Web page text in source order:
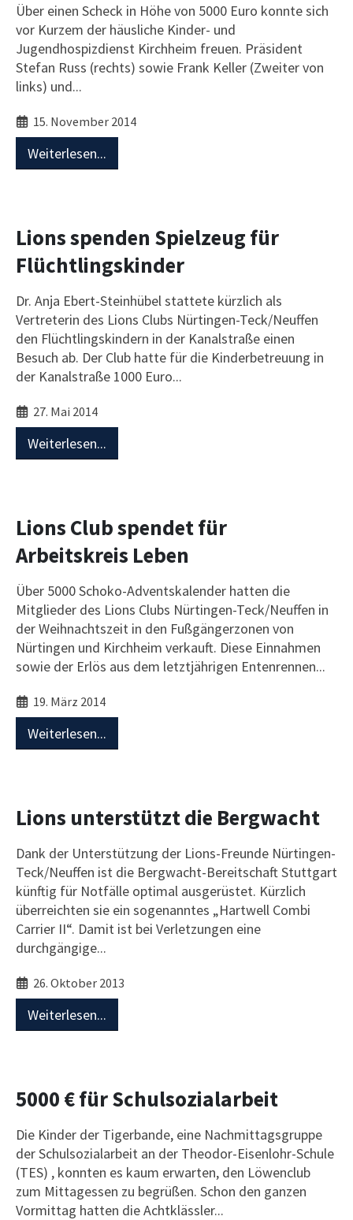
Über einen Scheck in Höhe von 5000 Euro konnte sich
vor Kurzem der häusliche Kinder- und
Jugendhospizdienst Kirchheim freuen. Präsident
Stefan Russ (rechts) sowie Frank Keller (Zweiter von
links) und...
15. November 2014
Weiterlesen...
Lions spenden Spielzeug für
Flüchtlingskinder
Dr. Anja Ebert-Steinhübel stattete kürzlich als
Vertreterin des Lions Clubs Nürtingen-Teck/Neuffen
den Flüchtlingskindern in der Kanalstraße einen
Besuch ab. Der Club hatte für die Kinderbetreuung in
der Kanalstraße 1000 Euro...
27. Mai 2014
Weiterlesen...
Lions Club spendet für
Arbeitskreis Leben
Über 5000 Schoko-Adventskalender hatten die
Mitglieder des Lions Clubs Nürtingen-Teck/Neuffen in
der Weihnachtszeit in den Fußgängerzonen von
Nürtingen und Kirchheim verkauft. Diese Einnahmen
sowie der Erlös aus dem letztjährigen Entenrennen...
19. März 2014
Weiterlesen...
Lions unterstützt die Bergwacht
Dank der Unterstützung der Lions-Freunde Nürtingen-
Teck/Neuffen ist die Bergwacht-Bereitschaft Stuttgart
künftig für Notfälle optimal ausgerüstet. Kürzlich
überreichten sie ein sogenanntes „Hartwell Combi
Carrier II“. Damit ist bei Verletzungen eine
durchgängige...
26. Oktober 2013
Weiterlesen...
5000 € für Schulsozialarbeit
Die Kinder der Tigerbande, eine Nachmittagsgruppe
der Schulsozialarbeit an der Theodor-Eisenlohr-Schule
(TES) , konnten es kaum erwarten, den Löwenclub
zum Mittagessen zu begrüßen. Schon den ganzen
Vormittag hatten die Achtklässler...